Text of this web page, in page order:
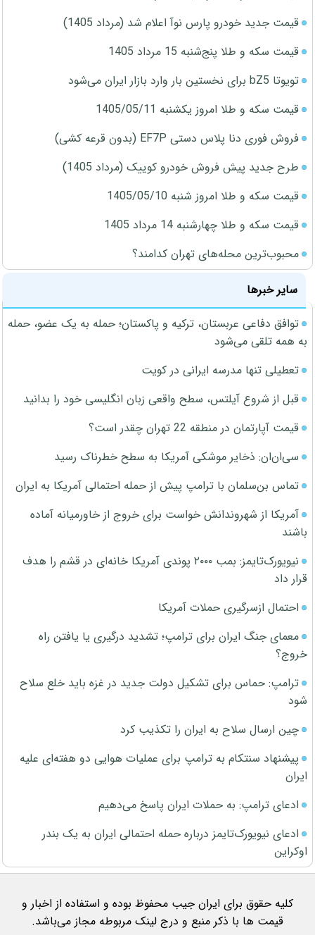
قیمت جدید خودرو پارس نوآ اعلام شد (مرداد 1405)
قیمت سکه و طلا پنج‌شنبه 15 مرداد 1405
تویوتا bZ5 برای نخستین بار وارد بازار ایران می‌شود
قیمت سکه و طلا امروز یکشنبه 1405/05/11
فروش فوری دنا پلاس دستی EF7P (بدون قرعه کشی)
طرح جدید پیش فروش خودرو کوییک (مرداد 1405)
قیمت سکه و طلا امروز شنبه 1405/05/10
قیمت سکه و طلا چهارشنبه 14 مرداد 1405
محبوب‌ترین محله‌های تهران کدامند؟
سایر خبرها
توافق دفاعی عربستان، ترکیه و پاکستان؛ حمله به یک عضو، حمله
به همه تلقی می‌شود
تعطیلی تنها مدرسه ایرانی در کویت
قبل از شروع آیلتس، سطح واقعی زبان انگلیسی خود را بدانید
قیمت آپارتمان در منطقه 22 تهران چقدر است؟
سی‌ان‌ان: ذخایر موشکی آمریکا به سطح خطرناک رسید
تماس بن‌سلمان با ترامپ پیش از حمله احتمالی آمریکا به ایران
آمریکا از شهروندانش خواست برای خروج از خاورمیانه آماده
باشند
نیویورک‌تایمز: بمب ۲۰۰۰ پوندی آمریکا خانه‌ای در قشم را هدف
قرار داد
احتمال ازسرگیری حملات آمریکا
معمای جنگ ایران برای ترامپ؛ تشدید درگیری یا یافتن راه
خروج؟
ترامپ: حماس برای تشکیل دولت جدید در غزه باید خلع سلاح
شود
چین ارسال سلاح به ایران را تکذیب کرد
پیشنهاد سنتکام به ترامپ برای عملیات هوایی دو هفته‌ای علیه
ایران
ادعای ترامپ: به حملات ایران پاسخ می‌دهیم
ادعای نیویورک‌تایمز درباره حمله احتمالی ایران به یک بندر
اوکراین
کلیه حقوق برای ایران جیب محفوظ بوده و استفاده از اخبار و
قیمت ها با ذکر منبع و درج لینک مربوطه مجاز می‌باشد.